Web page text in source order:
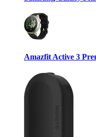
Amazfit Active 3